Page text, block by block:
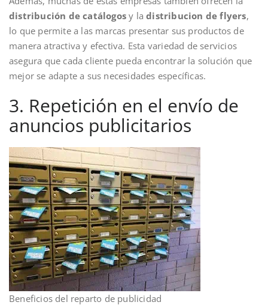
distribución de catálogos y ladistribucion de flyers,
lo que permite a las marcas presentar sus productos de
manera atractiva y efectiva. Esta variedad de servicios
asegura que cada cliente pueda encontrar la solución que
mejor se adapte a sus necesidades específicas.
3. Repetición en el envío de
anuncios publicitarios
Beneficios del reparto de publicidad